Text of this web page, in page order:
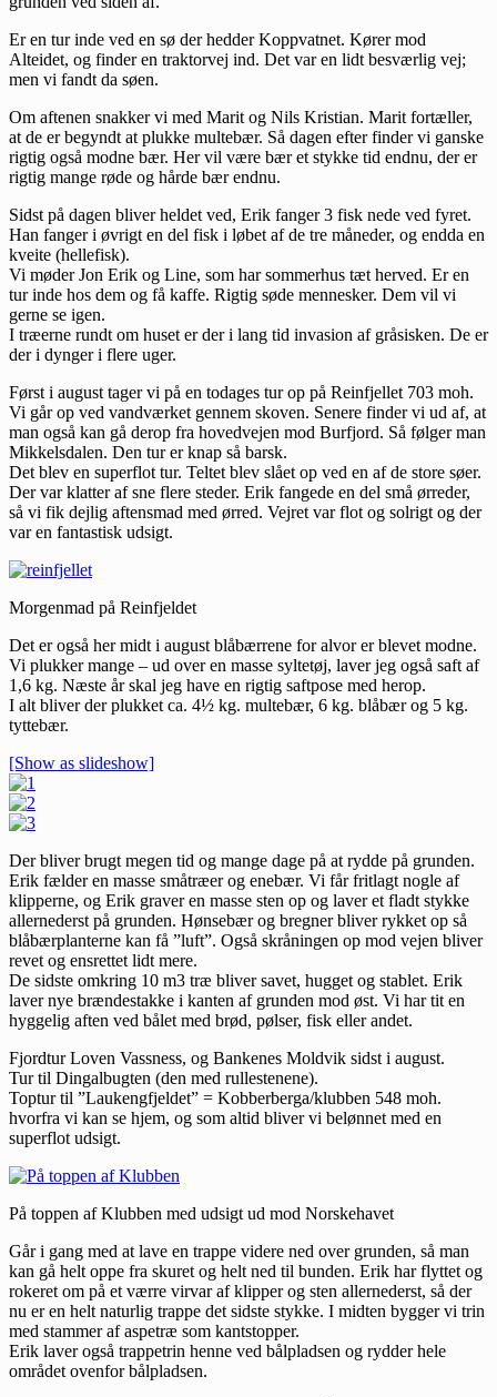
Er en tur inde ved en sø der hedder Koppvatnet. Kører mod
Alteidet, og finder en traktorvej ind. Det var en lidt besværlig vej;
men vi fandt da søen.
Om aftenen snakker vi med Marit og Nils Kristian. Marit fortæller,
at de er begyndt at plukke multebær. Så dagen efter finder vi ganske
rigtig også modne bær. Her vil være bær et stykke tid endnu, der er
rigtig mange røde og hårde bær endnu.
Sidst på dagen bliver heldet ved, Erik fanger 3 fisk nede ved fyret.
Han fanger i øvrigt en del fisk i løbet af de tre måneder, og endda en
kveite (hellefisk).
Vi møder Jon Erik og Line, som har sommerhus tæt herved. Er en
tur inde hos dem og få kaffe. Rigtig søde mennesker. Dem vil vi
gerne se igen.
I træerne rundt om huset er der i lang tid invasion af gråsisken. De er
der i dynger i flere uger.
Først i august tager vi på en todages tur op på Reinfjellet 703 moh.
Vi går op ved vandværket gennem skoven. Senere finder vi ud af, at
man også kan gå derop fra hovedvejen mod Burfjord. Så følger man
Mikkelsdalen. Den tur er knap så barsk.
Det blev en superflot tur. Teltet blev slået op ved en af de store søer.
Der var klatter af sne flere steder. Erik fangede en del små ørreder,
så vi fik dejlig aftensmad med ørred. Vejret var flot og solrigt og der
var en fantastisk udsigt.
Morgenmad på Reinfjeldet
Det er også her midt i august blåbærrene for alvor er blevet modne.
Vi plukker mange – ud over en masse syltetøj, laver jeg også saft af
1,6 kg. Næste år skal jeg have en rigtig saftpose med herop.
I alt bliver der plukket ca. 4½ kg. multebær, 6 kg. blåbær og 5 kg.
tyttebær.
[Show as slideshow]
Der bliver brugt megen tid og mange dage på at rydde på grunden.
Erik fælder en masse småtræer og enebær. Vi får fritlagt nogle af
klipperne, og Erik graver en masse sten op og laver et fladt stykke
allernederst på grunden. Hønsebær og bregner bliver rykket op så
blåbærplanterne kan få ”luft”. Også skråningen op mod vejen bliver
revet og ensrettet lidt mere.
De sidste omkring 10 m3 træ bliver savet, hugget og stablet. Erik
laver nye brændestakke i kanten af grunden mod øst. Vi har tit en
hyggelig aften ved bålet med brød, pølser, fisk eller andet.
Fjordtur Loven Vassness, og Bankenes Moldvik sidst i august.
Tur til Dingalbugten (den med rullestenene).
Toptur til ”Laukengfjeldet” = Kobberberga/klubben 548 moh.
hvorfra vi kan se hjem, og som altid bliver vi belønnet med en
superflot udsigt.
På toppen af Klubben med udsigt ud mod Norskehavet
Går i gang med at lave en trappe videre ned over grunden, så man
kan gå helt oppe fra skuret og helt ned til bunden. Erik har flyttet og
rokeret om på et værre virvar af klipper og sten allernederst, så der
nu er en helt naturlig trappe det sidste stykke. I midten bygger vi trin
med stammer af aspetræ som kantstopper.
Erik laver også trappetrin henne ved bålpladsen og rydder hele
området ovenfor bålpladsen.